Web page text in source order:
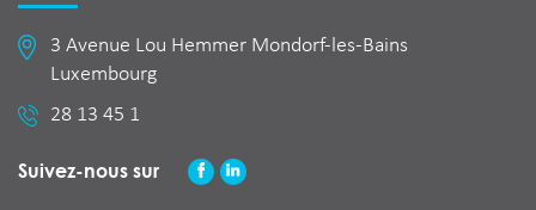
3 Avenue Lou Hemmer Mondorf-les-Bains
Luxembourg
28 13 45 1
Suivez-nous sur